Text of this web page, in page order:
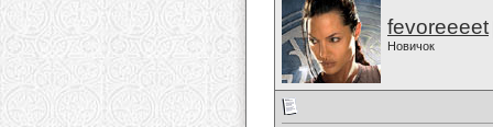
fevoreeeet
Новичок